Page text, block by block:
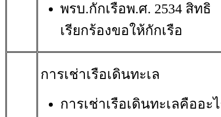
พรบ.กักเรือพ.ศ. 2534 สิทธิ
เรียกร้องขอให้กักเรือ
การเช่าเรือเดินทะเล
การเช่าเรือเดินทะเลคืออะ